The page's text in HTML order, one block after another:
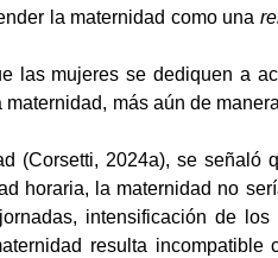
la maternidad como una
mujeres se dediquen a
más aún de
2024a), se señaló
horaria, la maternidad no
intensificación de
resulta incompatible